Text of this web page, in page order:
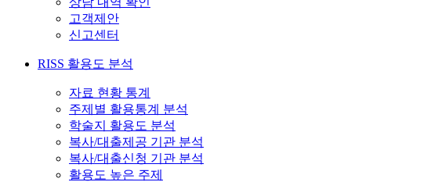
고객제안
신고센터
RISS 활용도 분석
자료 현황 통계
주제별 활용통계 분석
학술지 활용도 분석
복사/대출제공 기관 분석
복사/대출신청 기관 분석
활용도 높은 주제